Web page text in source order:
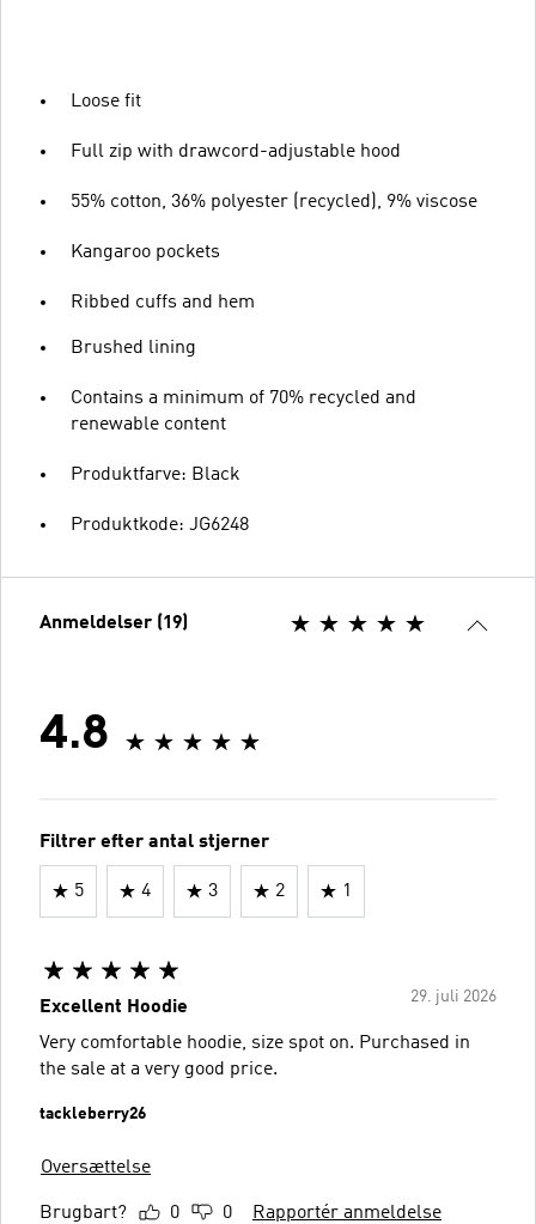
Loose fit
Full zip with drawcord-adjustable hood
55% cotton, 36% polyester (recycled), 9% viscose
Kangaroo pockets
Ribbed cuffs and hem
Brushed lining
Contains a minimum of 70% recycled and
renewable content
Produktfarve: Black
Produktkode: JG6248
Anmeldelser (19)
4.8
Filtrer efter antal stjerner
5 4 3 2 1
29. juli 2026
Excellent Hoodie
Very comfortable hoodie, size spot on. Purchased in
the sale at a very good price.
tackleberry26
Oversættelse
Brugbart? 0 0 Rapportér anmeldelse